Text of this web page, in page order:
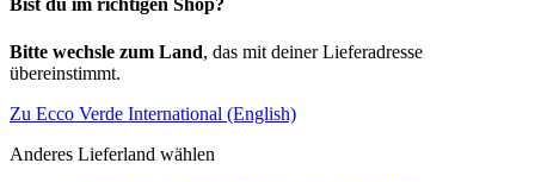
Bist du im richtigen Shop?
Bitte wechsle zum Land, das mit deiner Lieferadresse
übereinstimmt.
Zu Ecco Verde International (English)
Anderes Lieferland wählen